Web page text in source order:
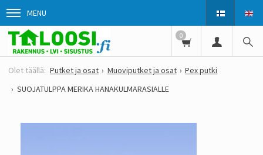
MENU
0
Putket ja osat Muoviputket ja osat
Pex putki
SUOJATULPPA MERIKA HANAKULMARASIALLE